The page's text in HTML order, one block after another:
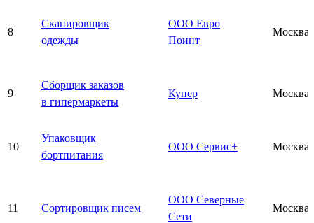
8
Сканировщик
одежды
ООО Евро
Поинт
Москва
9
Сборщик заказов
в гипермаркеты
Купер Москва
10
Упаковщик
бортпитания
ООО Сервис+ Москва
11 Сортировщик писем
ООО Северные
Сети
Москва